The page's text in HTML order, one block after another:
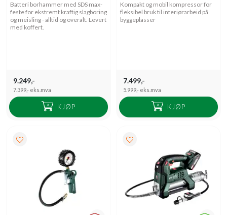
Batteri borhammer med SDS max-
feste for ekstremt kraftig slagboring
og meisling - alltid og overalt. Levert
med koffert.
9.249,-
7.399,- eks.mva
KJØP
Kompakt og mobil kompressor for
fleksibel bruk til interiørarbeid på
byggeplasser
7.499,-
5.999,- eks.mva
KJØP